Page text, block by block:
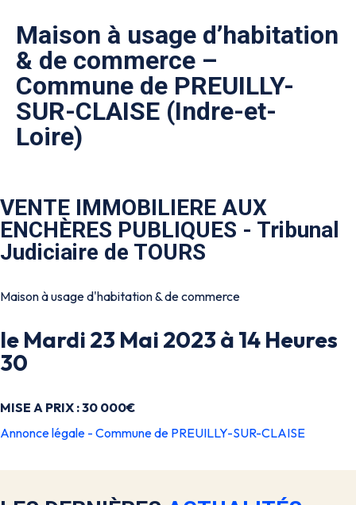
Maison à usage d’habitation
& de commerce –
Commune de PREUILLY-
SUR-CLAISE (Indre-et-
Loire)
VENTE IMMOBILIERE AUX
ENCHÈRES PUBLIQUES - Tribunal
Judiciaire de TOURS
Maison à usage d'habitation & de commerce
le Mardi 23 Mai 2023 à 14 Heures
30
MISE A PRIX : 30 000€
Annonce légale - Commune de PREUILLY-SUR-CLAISE